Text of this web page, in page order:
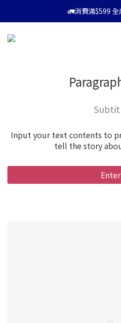
⭐會員消費滿
🚛消費滿$599
⭐會員消費滿
Input your text contents to
tell the story
Enter